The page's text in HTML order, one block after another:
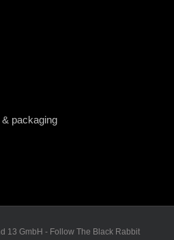
packaging
13 GmbH - Follow The Black Rabbit